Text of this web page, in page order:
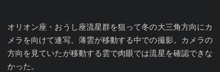
オリオン座・おうし座流星群を狙って冬の大三角方向にカ
メラを向けて連写。薄雲が移動する中での撮影。カメラの
方向を見ていたが移動する雲で肉眼では流星を確認できな
かった。